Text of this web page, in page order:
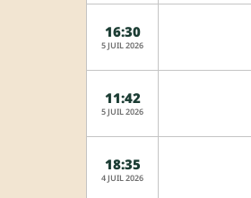
16:30
5 JUIL 2026
11:42
5 JUIL 2026
18:35
4 JUIL 2026